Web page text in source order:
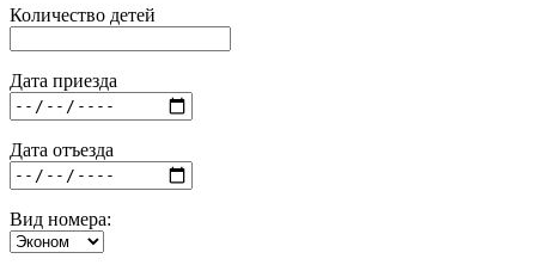
Количество детей
Дата приезда
Дата отъезда
Вид номера: